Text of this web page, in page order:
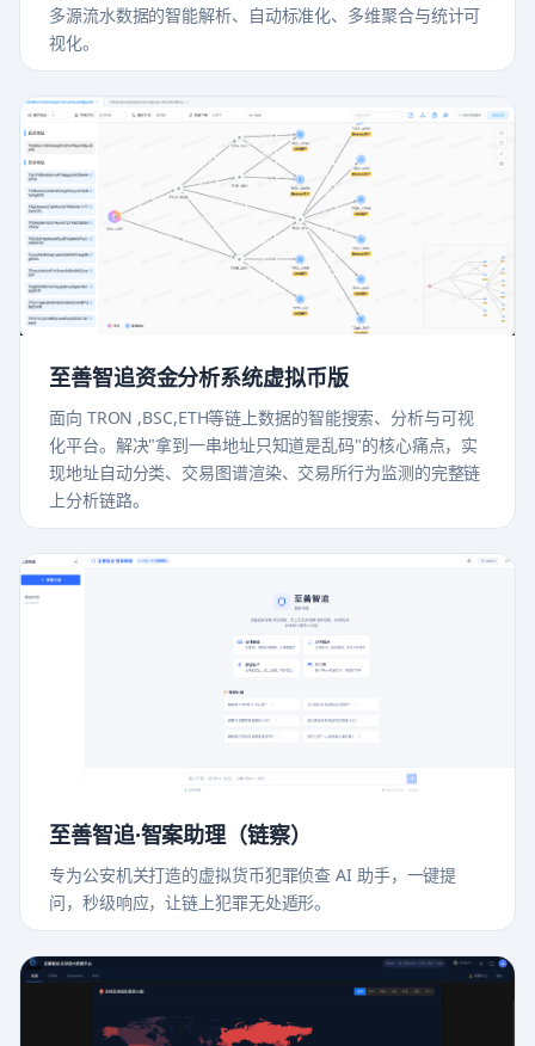
多源流水数据的智能解析、自动标准化、多维聚合与统计可
视化。
至善智追资金分析系统虚拟币版
面向 TRON ,BSC,ETH等链上数据的智能搜索、分析与可视
化平台。解决"拿到一串地址只知道是乱码"的核心痛点，实
现地址自动分类、交易图谱渲染、交易所行为监测的完整链
上分析链路。
至善智追·智案助理（链察）
专为公安机关打造的虚拟货币犯罪侦查 AI 助手，一键提
问，秒级响应，让链上犯罪无处遁形。